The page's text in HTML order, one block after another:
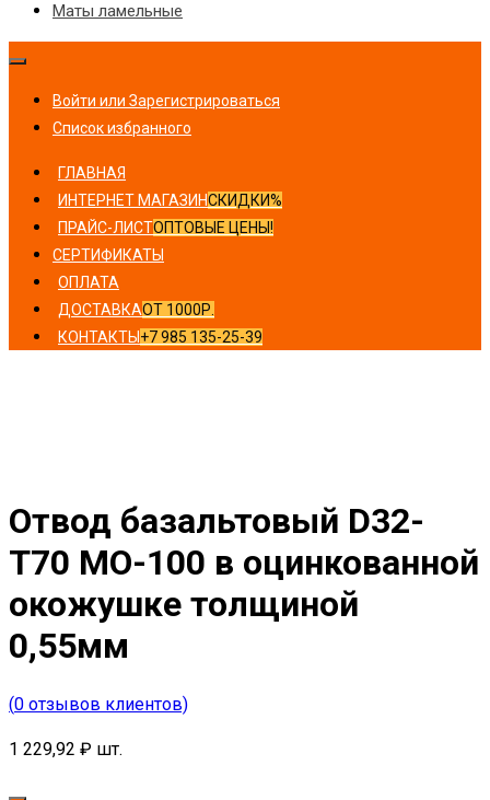
Маты ламельные
Войти или Зарегистрироваться
Список избранного
ГЛАВНАЯ
ИНТЕРНЕТ МАГАЗИНСКИДКИ%
ПРАЙС-ЛИСТОПТОВЫЕ ЦЕНЫ!
СЕРТИФИКАТЫ
ОПЛАТА
ДОСТАВКАОТ 1000Р.
КОНТАКТЫ +7 985 135-25-39
Отвод базальтовый D32-
T70 MO-100 в оцинкованной
окожушке толщиной
0,55мм
(0 отзывов клиентов)
1 229,92 ₽ шт.